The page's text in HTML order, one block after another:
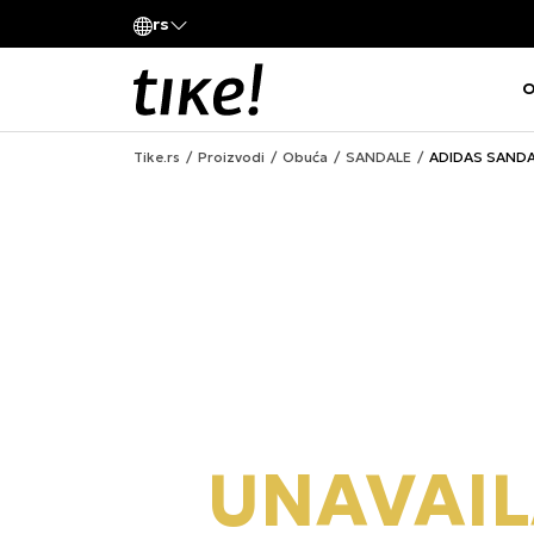
rs
Tike.rs Proizvodi Obuća SANDALE ADIDAS